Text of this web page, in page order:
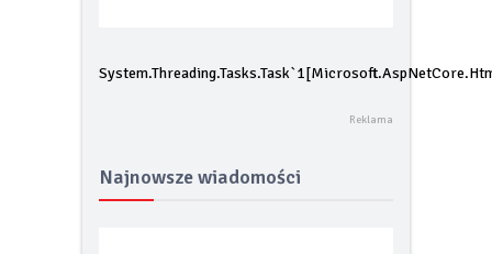
Najnowsze wiadomości